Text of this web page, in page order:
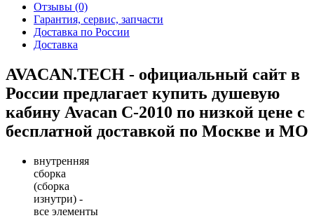
Отзывы (0)
Гарантия, сервис, запчасти
Доставка по России
Доставка
AVACAN.TECH - официальный сайт в
России предлагает купить душевую
кабину Avacan C-2010 по низкой цене с
бесплатной доставкой по Москве и МО
внутренняя
сборка
(сборка
изнутри) -
все элементы